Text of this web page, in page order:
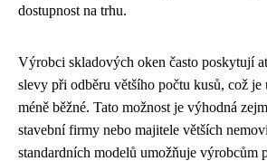
dostupnost na trhu.
Výrobci skladových oken často poskytují
slevy při odběru většího počtu kusů, což je
méně běžné. Tato možnost je výhodná
stavební firmy nebo majitele větších
standardních modelů umožňuje výrobcům